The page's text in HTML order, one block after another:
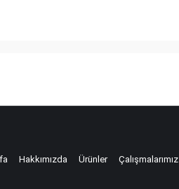
Hakkımızda Ürünler Çalışmalarımız